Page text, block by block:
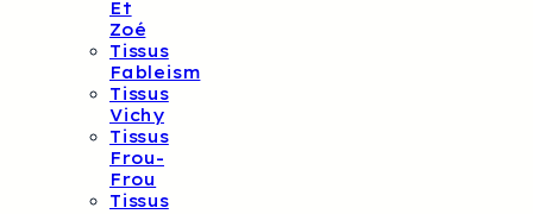
Et
Zoé
Tissus
Fableism
Tissus
Vichy
Tissus
Frou-
Frou
Tissus